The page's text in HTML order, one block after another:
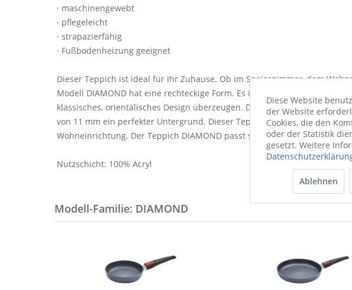
· maschinengewebt
· pflegeleicht
· strapazierfähig
· Fußbodenheizung geeignet
Dieser Teppich ist ideal für Ihr Zuhause. Ob im Speisezimmer, dem
Modell DIAMOND hat eine rechteckige Form. Es ist ideal, um die
klassisches, orientalisches Design überzeugen. Das Modell DIAMOND
von 11 mm ein perfekter Untergrund. Dieser Teppich lässt in jedem
Wohneinrichtung. Der Teppich DIAMOND passt sich Ihrem Zuhause an.
Nutzschicht: 100% Acryl
Modell-Familie: DIAMOND
Diese Website
der Website
Cookies, die den
oder der Statistik
gesetzt. Weitere
Ablehnen